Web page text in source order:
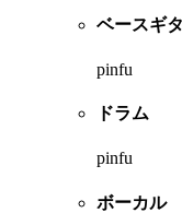
ベースギ
pinfu
ドラム
pinfu
ボーカル